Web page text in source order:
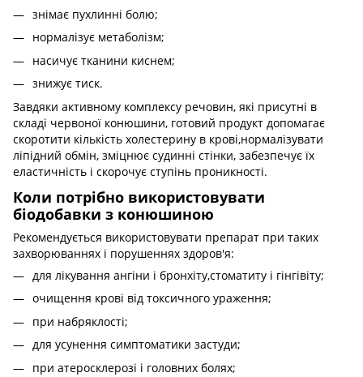
знімає пухлинні болю;
нормалізує метаболізм;
насичує тканини киснем;
знижує тиск.
Завдяки активному комплексу речовин, які присутні в
складі червоної конюшини, готовий продукт допомагає
скоротити кількість холестерину в крові,нормалізувати
ліпідний обмін, зміцнює судинні стінки, забезпечує їх
еластичність і скорочує ступінь проникності.
Коли потрібно використовувати
біодобавки з конюшиною
Рекомендується використовувати препарат при таких
захворюваннях і порушеннях здоров'я:
для лікування ангіни і бронхіту,стоматиту і гінгівіту;
очищення крові від токсичного ураження;
при набряклості;
для усунення симптоматики застуди;
при атеросклерозі і головних болях;